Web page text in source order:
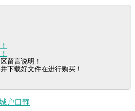
留言说明！
下载好文件在进行购买！
户口静